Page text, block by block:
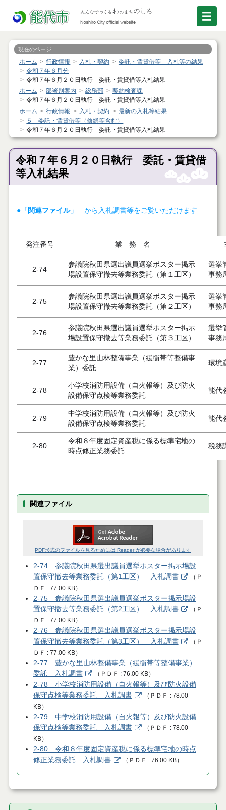
現在のページ
ホーム 行政情報 入札・契約
委託・賃貸借等 入札等の結果
令和７年６月分
令和７年６月２０日執行 委託・賃貸借等入札結果
ホーム
部署別案内 総務部
契約検査課
令和７年６月２０日執行 委託・賃貸借等入札結果
ホーム
行政情報 入札・契約
最新の入札等結果
５ 委託・賃貸借等（修繕等含む）
令和７年６月２０日執行 委託・賃貸借等入札結果
令和７年６月２０日執行 委託・賃貸借
等入札結果
●「関連ファイル」 から入札調書等をご覧いただけます
発注番号 業 務 名
2-74
参議院秋田県選出議員選挙ポスター掲示
場設置保守撤去等業務委託（第１工区）
選挙
事務
2-75
参議院秋田県選出議員選挙ポスター掲示
場設置保守撤去等業務委託（第２工区）
選挙
事務
2-76
参議院秋田県選出議員選挙ポスター掲示
場設置保守撤去等業務委託（第３工区）
選挙
事務
2-77
豊かな里山林整備事業（緩衝帯等整備事
業）委託
環境
2-78
小学校消防用設備（自火報等）及び防火
設備保守点検等業務委託
能代
2-79
中学校消防用設備（自火報等）及び防火
設備保守点検等業務委託
能代
2-80
令和８年度固定資産税に係る標準宅地の
時点修正業務委託
税務
関連ファイル
PDF形式のファイルを見るためには Reader が必要な場合があります
2-74 参議院秋田県選出議員選挙ポスター掲示場設
置保守撤去等業務委託（第1工区） 入札調書
（ Ｐ
ＤＦ
77.00 KB）
2-75 参議院秋田県選出議員選挙ポスター掲示場設
置保守撤去等業務委託（第2工区） 入札調書
（ Ｐ
ＤＦ
77.00 KB）
2-76 参議院秋田県選出議員選挙ポスター掲示場設
置保守撤去等業務委託（第3工区） 入札調書
（ Ｐ
ＤＦ
77.00 KB）
2-77 豊かな里山林整備事業（緩衝帯等整備事業）
委託 入札調書
（ ＰＤＦ 76.00 KB）
2-78 小学校消防用設備（自火報等）及び防火設備
保守点検等業務委託 入札調書
（ ＰＤＦ
78.00
KB）
2-79 中学校消防用設備（自火報等）及び防火設備
保守点検等業務委託 入札調書
（ ＰＤＦ
78.00
KB）
2-80 令和８年度固定資産税に係る標準宅地の時点
修正業務委託 入札調書
（ ＰＤＦ 76.00 KB）